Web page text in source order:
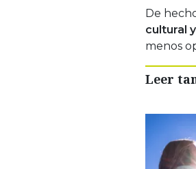
De
cultural
menos
Leer